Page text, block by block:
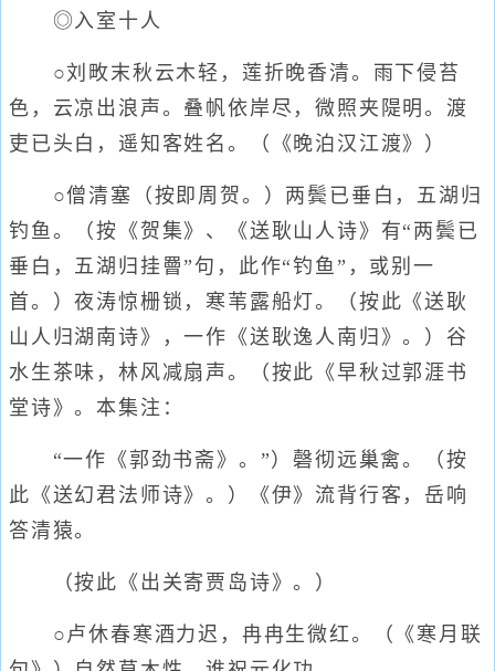
◎入室十人
○刘畋末秋云木轻，莲折晚香清。雨下侵苔
色，云凉出浪声。叠帆依岸尽，微照夹隄明。渡
吏已头白，遥知客姓名。（《晚泊汉江渡》）
○僧清塞（按即周贺。）两鬓已垂白，五湖归
钓鱼。（按《贺集》、《送耿山人诗》有“两鬓已
垂白，五湖归挂罾”句，此作“钓鱼”，或别一
首。）夜涛惊栅锁，寒苇露船灯。（按此《送耿
山人归湖南诗》，一作《送耿逸人南归》。）谷
水生茶味，林风减扇声。（按此《早秋过郭涯书
堂诗》。本集注：
“一作《郭劲书斋》。”）磬彻远巢禽。（按
此《送幻君法师诗》。）《伊》流背行客，岳响
答清猿。
（按此《出关寄贾岛诗》。）
○卢休春寒酒力迟，冉冉生微红。（《寒月联